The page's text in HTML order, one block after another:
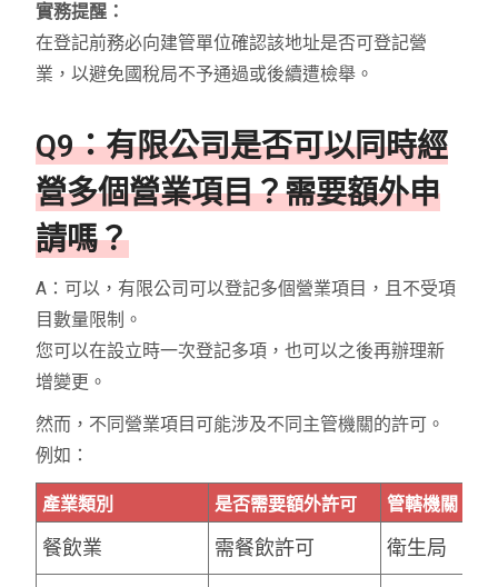
實務提醒：
在登記前務必向建管單位確認該地址是否可登記營
業，以避免國稅局不予通過或後續遭檢舉。
Q9：有限公司是否可以同時經
營多個營業項目？需要額外申
請嗎？
A：可以，有限公司可以登記多個營業項目，且不受項
目數量限制。
您可以在設立時一次登記多項，也可以之後再辦理新
增變更。
然而，不同營業項目可能涉及不同主管機關的許可。
例如：
產業類別 是否需要額外許可 管轄機關
餐飲業 需餐飲許可 衛生局